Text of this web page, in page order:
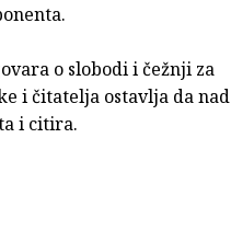
o slobodi i čežnji za
i čitatelja ostavlja da nad
i citira.